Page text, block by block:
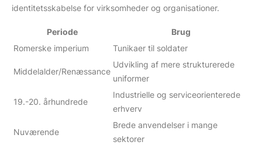
identitetsskabelse for virksomheder og organisationer.
Periode
Brug
Romerske imperium
Tunikaer til soldater
Middelalder/Renæssance
Udvikling af mere strukturerede
uniformer
19.-20. århundrede
Industrielle og serviceorienterede
erhverv
Nuværende
Brede anvendelser i mange
sektorer